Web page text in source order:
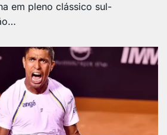
em pleno clássico sul-